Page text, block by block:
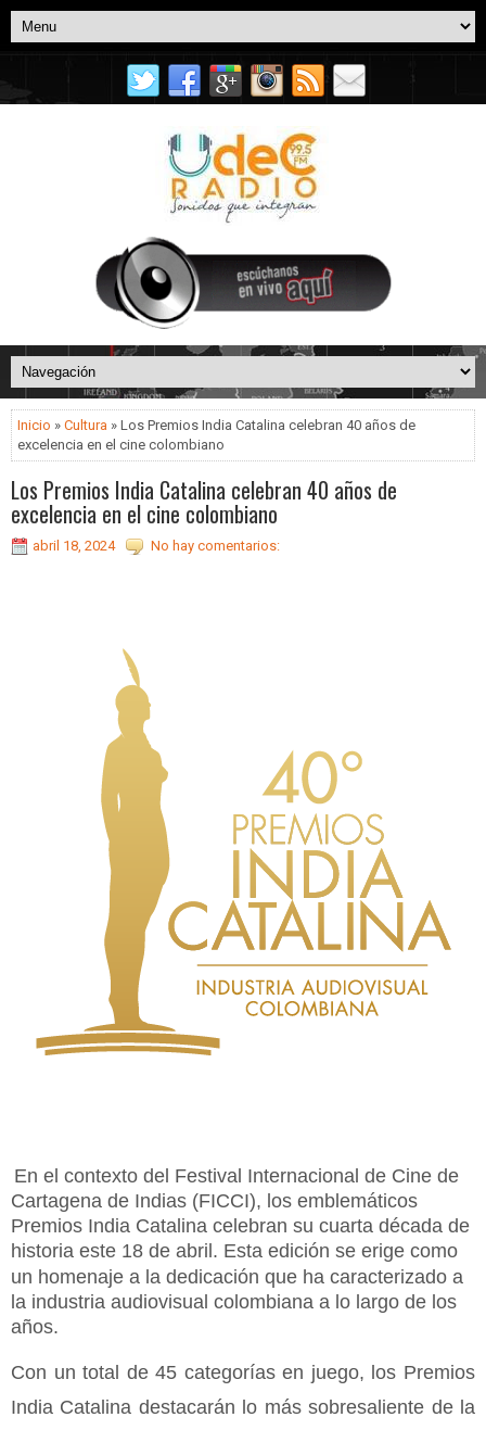
Inicio » Cultura » Los Premios India Catalina celebran 40 años de
excelencia en el cine colombiano
Los Premios India Catalina celebran 40 años de
excelencia en el cine colombiano
abril 18, 2024 No hay comentarios:
En el contexto del Festival Internacional de Cine de
Cartagena de Indias (FICCI), los emblemáticos
Premios India Catalina celebran su cuarta década de
historia este 18 de abril. Esta edición se erige como
un homenaje a la dedicación que ha caracterizado a
la industria audiovisual colombiana a lo largo de los
años.
Con un total de 45 categorías en juego, los Premios
India Catalina destacarán lo más sobresaliente de la